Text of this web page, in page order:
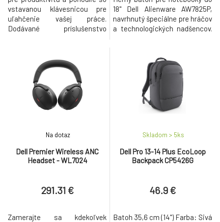
vstavanou klávesnicou pre
uľahčenie vašej práce.
Dodávané príslušenstvo
USB-C s adaptérom USB-A
Dokumentácia Rozhranie USB
typu C Funkčné klávesy 15
programovateľných klávesov :
F1-F12 Prt Sc Zámok posúvania
Pauza Prerušenie Zár
18" Dell Alienware AW7825P,
navrhnutý špeciálne pre hráčov
a technologických nadšencov.
veľkosti 18 palcov, pričom
ponúka priestranný interiér a
inteligentné usporiadanie pre
všetko tvoje príslušenstvo.
Kľúčové vlastnosti:
Ergonomic
Dell Premier Wireless ANC
Headset - WL7024
Na dotaz
291.31 €
Zamerajte sa kdekoľvek
Dell Pro 13-14 Plus EcoLoop
Backpack CP5426G
Skladom > 5ks
46.9 €
Batoh 35,6 cm (14") Farba: Sivá